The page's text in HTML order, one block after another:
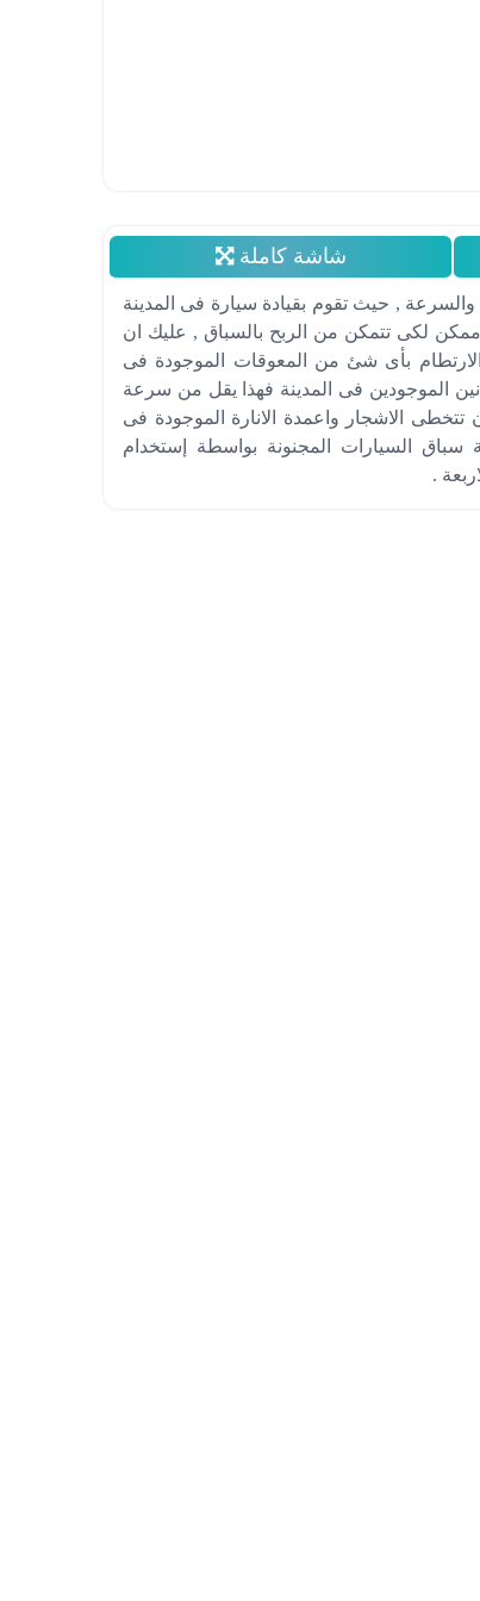
شاشة كاملة
, حيث تقوم بقيادة سيارة فى المدينة
لكى تتمكن من الربح بالسباق , عليك ان
بأى شئ من المعوقات الموجودة فى
الموجودين فى المدينة فهذا يقل من سرعة
الاشجار واعمدة الانارة الموجودة فى
سباق السيارات المجنونة بواسطة إستخدام
.